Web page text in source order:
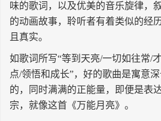
味的歌词，以及优美的音乐旋律，
的动画故事，聆听者有着类似的经
且真实。
如歌词所写“等到天亮/一切如往常/
点/领悟和成长”，好的歌曲是寓意
的，同时满满的正能量，即便是表
宗，就像这首《万能月亮》。